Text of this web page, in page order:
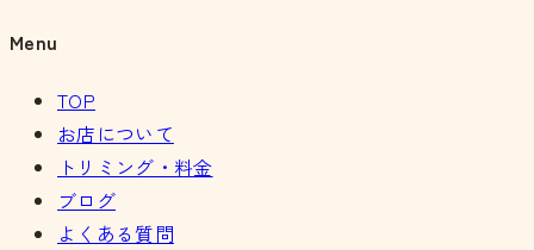
Menu
TOP
お店について
トリミング・料金
ブログ
よくある質問